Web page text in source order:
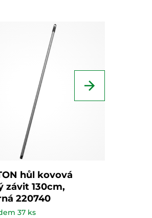
hůl kovová
závit 130cm,
220740
37ks